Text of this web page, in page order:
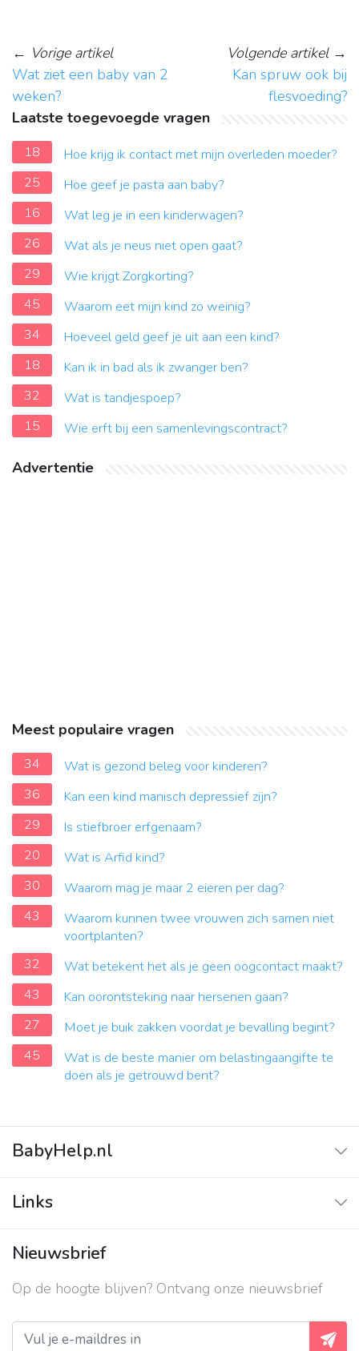
← Vorige artikel
Wat ziet een baby van 2
weken?
Volgende artikel→
Kan spruw ook bij
flesvoeding?
Laatste toegevoegde vragen
18
Hoe krijg ik contact met mijn overleden moeder?
25
Hoe geef je pasta aan baby?
16
Wat leg je in een kinderwagen?
26
Wat als je neus niet open gaat?
29
Wie krijgt Zorgkorting?
45
Waarom eet mijn kind zo weinig?
34
Hoeveel geld geef je uit aan een kind?
18
Kan ik in bad als ik zwanger ben?
32
Wat is tandjespoep?
15
Wie erft bij een samenlevingscontract?
Advertentie
Meest populaire vragen
34
Wat is gezond beleg voor kinderen?
36
Kan een kind manisch depressief zijn?
29
Is stiefbroer erfgenaam?
20
Wat is Arfid kind?
30
Waarom mag je maar 2 eieren per dag?
43
Waarom kunnen twee vrouwen zich samen niet
voortplanten?
32
Wat betekent het als je geen oogcontact maakt?
43
Kan oorontsteking naar hersenen gaan?
27
Moet je buik zakken voordat je bevalling begint?
45
Wat is de beste manier om belastingaangifte te
doen als je getrouwd bent?
BabyHelp.nl
Vraag & Antwoord
Links
Contact
Over ons
Privacy beleid
Nieuwsbrief
Op de hoogte blijven? Ontvang onze nieuwsbrief